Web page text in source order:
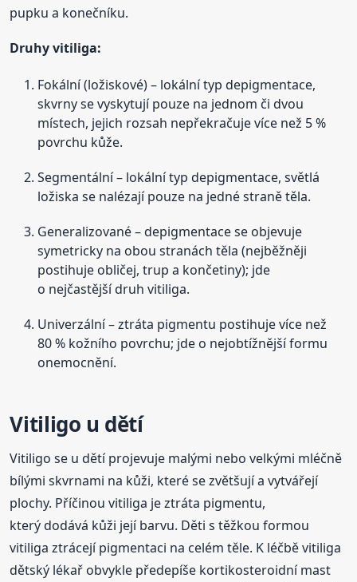
pupku a konečníku.
Druhy vitiliga:
Fokální (ložiskové) – lokální typ depigmentace,
skvrny se vyskytují pouze na jednom či dvou
místech, jejich rozsah nepřekračuje více než 5 %
povrchu kůže.
Segmentální – lokální typ depigmentace, světlá
ložiska se nalézají pouze na jedné straně těla.
Generalizované – depigmentace se objevuje
symetricky na obou stranách těla (nejběžněji
postihuje obličej, trup a končetiny); jde
o nejčastější druh vitiliga.
Univerzální – ztráta pigmentu postihuje více než
80 % kožního povrchu; jde o nejobtížnější formu
onemocnění.
Vitiligo u dětí
Vitiligo se u dětí projevuje malými nebo velkými mléčně
bílými skvrnami na kůži, které se zvětšují a vytvářejí
plochy. Příčinou vitiliga je ztráta pigmentu,
který dodává kůži její barvu. Děti s těžkou formou
vitiliga ztrácejí pigmentaci na celém těle. K léčbě vitiliga
dětský lékař obvykle předepíše kortikosteroidní mast